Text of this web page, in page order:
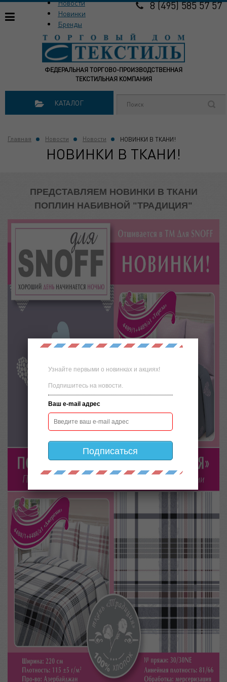
ФЕДЕРАЛЬНАЯ ТОРГОВО-ПРОИЗВОДСТВЕННАЯ
ТЕКСТИЛЬНАЯ КОМПАНИЯ
Новости
Новинки
Бренды
8 (495) 585 57 57
КАТАЛОГ
Главная Новости Новости НОВИНКИ В ТКАНИ!
НОВИНКИ В ТКАНИ!
ПРЕДСТАВЛЯЕМ НОВИНКИ В ТКАНИ
ПОПЛИН НАБИВНОЙ "ТРАДИЦИЯ"
Узнайте первыми о новинках и акциях!
Подпишитесь на новости.
Ваш e-mail адрес
Подписаться